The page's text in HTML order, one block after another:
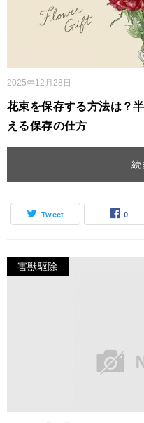
2025年12月28日
花束を保存する方法は？
える保存の仕方
続
Tweet 0
害獣駆除